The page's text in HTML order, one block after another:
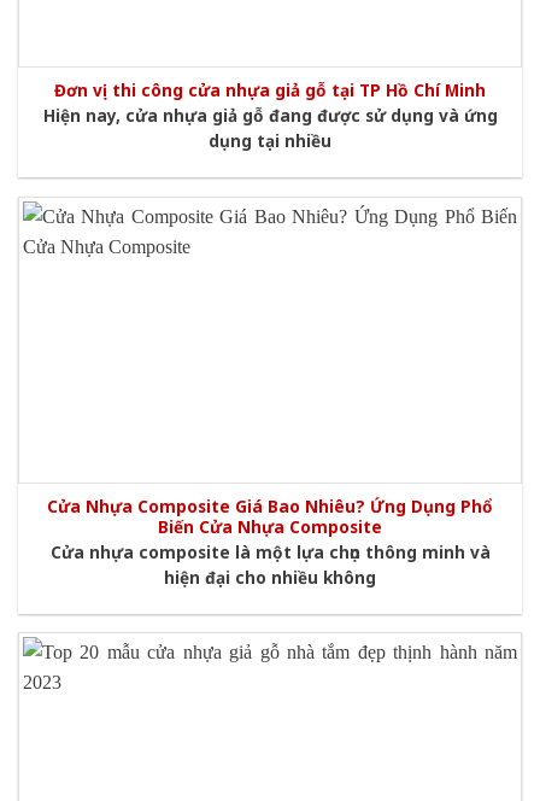
Đơn vị thi công cửa nhựa giả gỗ tại TP Hồ Chí Minh
Hiện nay, cửa nhựa giả gỗ đang được sử dụng và ứng
dụng tại nhiều
Cửa Nhựa Composite Giá Bao Nhiêu? Ứng Dụng Phổ
Biến Cửa Nhựa Composite
Cửa nhựa composite là một lựa chọn thông minh và
hiện đại cho nhiều không